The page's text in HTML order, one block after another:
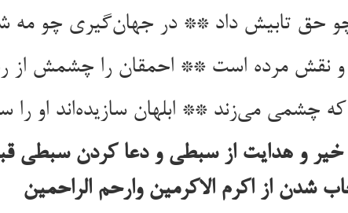
تابیش داد ** در جهان‌گیری چو مه
نقش مرده است ** احمقان را چشمش از
که چشمی می‌زند ** ابلهان سازیده‌اند او را
و هدایت از سبطی و دعا کردن سبطی
شدن از اکرم الاکرمین وارحم الراحمین